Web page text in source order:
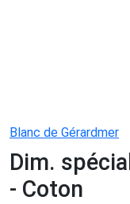
Blanc de Gérardmer
Dim.
- Coton